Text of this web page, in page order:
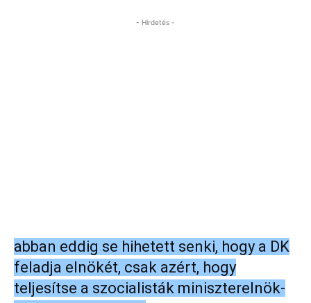
- Hirdetés -
abban eddig se hihetett senki, hogy a DK
feladja elnökét, csak azért, hogy
teljesítse a szocialisták miniszterelnök-